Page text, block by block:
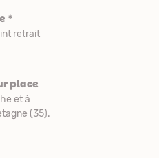
*
retrait
place
et à
(35).